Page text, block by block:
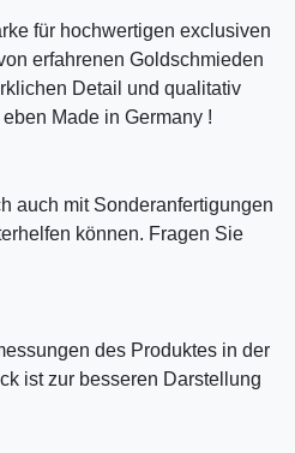
für hochwertigen exclusiven
erfahrenen Goldschmieden
Detail und qualitativ
Made in Germany !
auch mit Sonderanfertigungen
können. Fragen Sie
des Produktes in der
ist zur besseren Darstellung